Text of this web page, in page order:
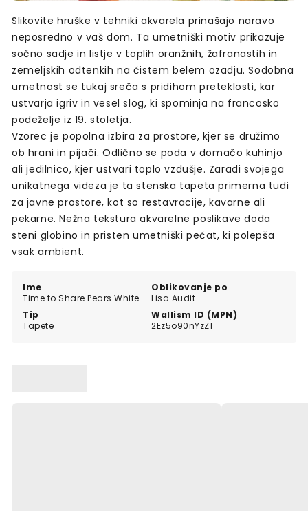
Ime
Time to Share Pears White
Oblikovanje po
Lisa Audit
Tip
Tapete
Wallism ID (MPN)
2Ez5o90nYzZ1
Slikovite hruške v tehniki akvarela prinašajo naravo
neposredno v vaš dom. Ta umetniški motiv prikazuje
sočno sadje in listje v toplih oranžnih, žafranastih in
zemeljskih odtenkih na čistem belem ozadju. Sodobna
umetnost se tukaj sreča s pridihom preteklosti, kar
ustvarja igriv in vesel slog, ki spominja na francosko
podeželje iz 19. stoletja.
Vzorec je popolna izbira za prostore, kjer se družimo
ob hrani in pijači. Odlično se poda v domačo kuhinjo
ali jedilnico, kjer ustvari toplo vzdušje. Zaradi svojega
unikatnega videza je ta stenska tapeta primerna tudi
za javne prostore, kot so restavracije, kavarne ali
pekarne. Nežna tekstura akvarelne poslikave doda
steni globino in pristen umetniški pečat, ki polepša
vsak ambient.